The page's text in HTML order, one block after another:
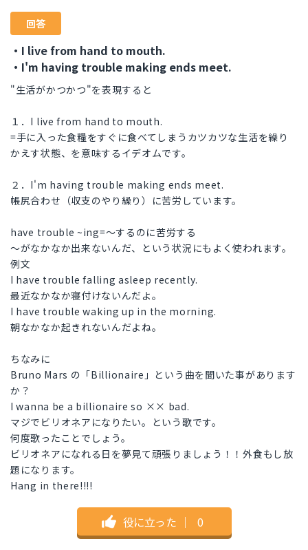
回答
・I live from hand to mouth.
・I'm having trouble making ends meet.
"生活がかつかつ"を表現すると
１．I live from hand to mouth.
=手に入った食糧をすぐに食べてしまうカツカツな生活を繰り
かえす状態、を意味するイデオムです。
２．I'm having trouble making ends meet.
帳尻合わせ（収支のやり繰り）に苦労しています。
have trouble ~ing=～するのに苦労する
～がなかなか出来ないんだ、という状況にもよく使われます。
例文
I have trouble falling asleep recently.
最近なかなか寝付けないんだよ。
I have trouble waking up in the morning.
朝なかなか起きれないんだよね。
ちなみに
Bruno Mars の「Billionaire」という曲を聞いた事があります
か？
I wanna be a billionaire so ×× bad.
マジでビリオネアになりたい。という歌です。
何度歌ったことでしょう。
ビリオネアになれる日を夢見て頑張りましょう！！外食もし放
題になります。
Hang in there!!!!
役に立った ｜ 0